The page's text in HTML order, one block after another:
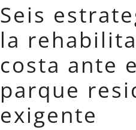
Seis
la
costa ante
parque
exigente